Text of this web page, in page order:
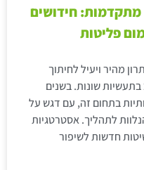
חידושים
פליטות
מהיר ויעיל לחיתוך
שונות. בשנים
בתחום זה, עם דגש על
לתהליך. אסטרטגיות
חדשות לשיפור